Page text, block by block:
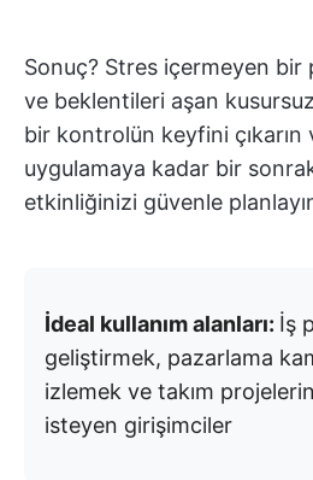
Sonuç? Stres içermeyen bir
ve beklentileri aşan
bir kontrolün keyfini
uygulamaya kadar bir
etkinliğinizi güvenle
İdeal kullanım alanları: İş
geliştirmek, pazarlama
izlemek ve takım
isteyen girişimciler